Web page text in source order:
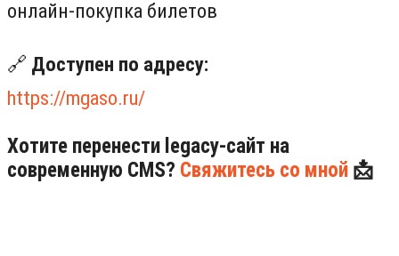
онлайн-покупка билетов
🔗 Доступен по адресу:
https://mgaso.ru/
Хотите перенести legacy-сайт на
современную CMS? Свяжитесь со мной 📩